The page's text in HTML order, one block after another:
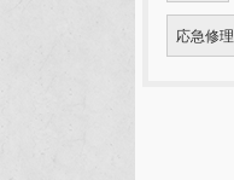
応急修理